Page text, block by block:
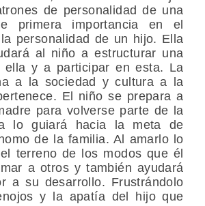
de personalidad de una
primera importancia en el
personalidad de un hijo. Ella
al niño a estructurar una
ella y a participar en esta. La
a la sociedad y cultura a la
El niño se prepara a
para volverse parte de la
lo guiará hacia la meta de
de la familia. Al amarlo lo
terreno de los modos que él
a otros y también ayudará
a su desarrollo. Frustrándolo
y la apatía del hijo que